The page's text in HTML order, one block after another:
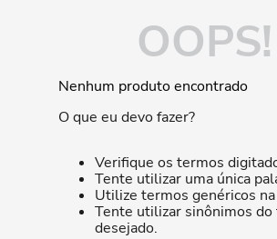
OOPS!
Nenhum produto encontrado
O que eu devo fazer?
Verifique os termos
Tente utilizar uma única
Utilize termos genéricos na
Tente utilizar sinônimos do
desejado.